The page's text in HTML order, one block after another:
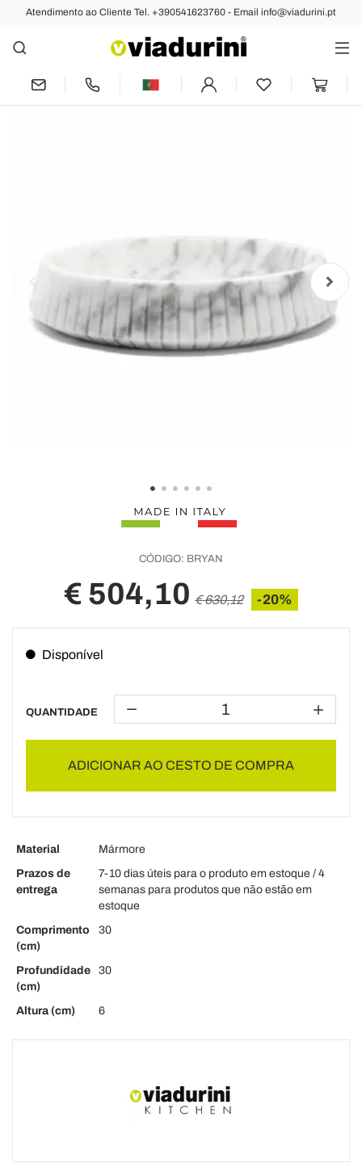
Atendimento ao Cliente Tel. +390541623760 - Email info@viadurini.pt
Anterior Próximo
Peça central de mármore branco
Carrara, fabricada na Itália - Bryan
CÓDIGO: BRYAN
€ 504,10 € 630,12 -20%
Disponível
QUANTIDADE
ADICIONAR AO CESTO DE COMPRA
Material
Mármore
Prazos de
entrega
7-10 dias úteis para o produto em estoque / 4
semanas para produtos que não estão em
estoque
Comprimento
(cm)
30
Profundidade
(cm)
30
Altura (cm) 6